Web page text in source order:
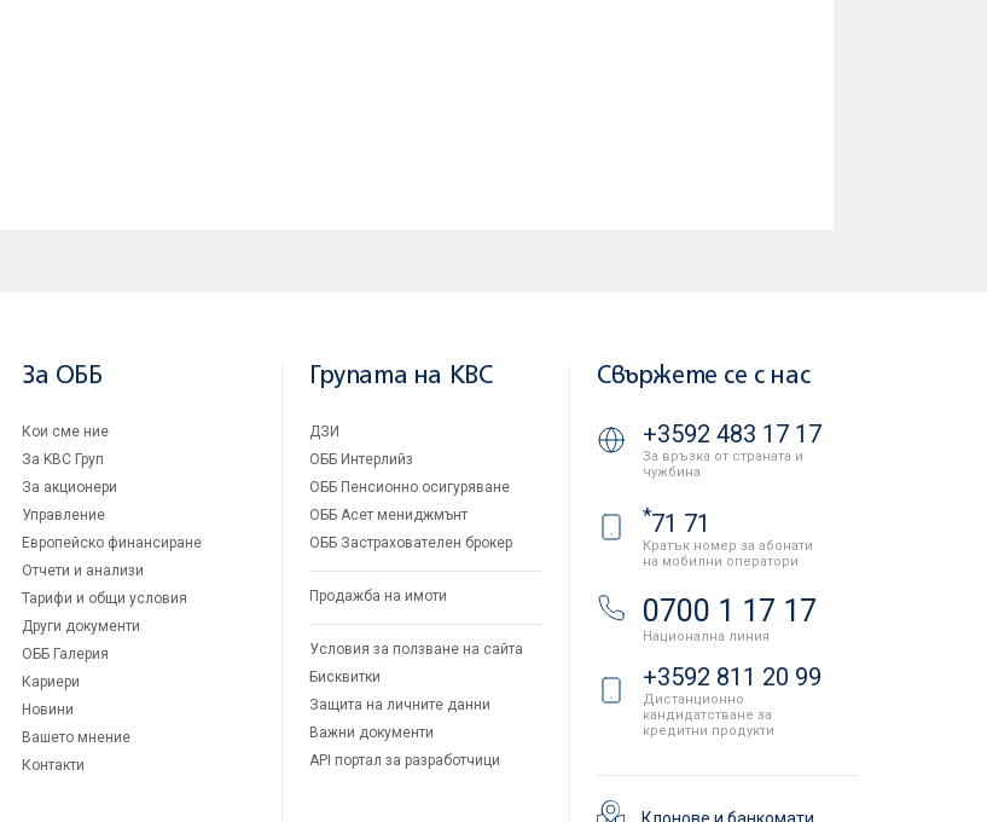
За ОББ
Кои сме ние
За KBC Груп
За акционери
Управление
Европейско финансиране
Отчети и анализи
Тарифи и общи условия
Други документи
ОББ Галерия
Кариери
Новини
Вашето мнение
Контакти
Групата на KBC
ДЗИ
ОББ Интерлийз
ОББ Пенсионно осигуряване
ОББ Асет мениджмънт
ОББ Застрахователен брокер
Продажба на имоти
Условия за ползване на сайта
Бисквитки
Защита на личните данни
Важни документи
API портал за разработчици
Свържете се с нас
+3592 483 17 17
За връзка от страната и
чужбина
*71 71
Кратък номер за абонати
на мобилни оператори
0700 1 17 17
Национална линия
+3592 811 20 99
Дистанционно
кандидатстване за
кредитни продукти
Клонове и банкомати